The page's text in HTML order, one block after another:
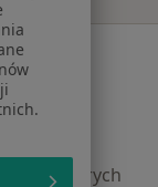
których